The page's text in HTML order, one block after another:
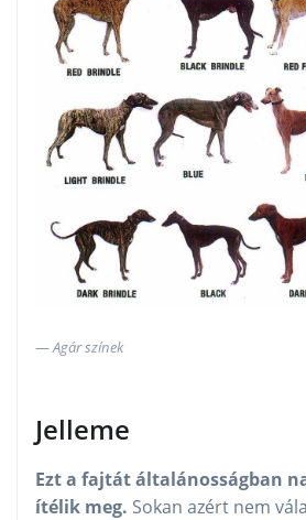
Agár színek
Jelleme
Ezt a fajtát általánosságban
ítélik meg. Sokan azért nem